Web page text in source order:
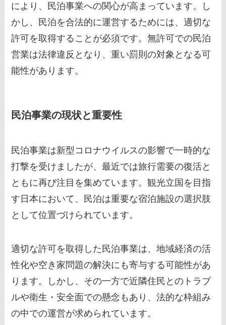
により、民泊事業への関心が高まっています。し
かし、民泊を合法的に運営するためには、適切な
許可を取得することが必須です。無許可での民泊
営業は法律違反となり、重い罰則の対象となる可
能性があります。
民泊事業の現状と重要性
民泊事業は新型コロナウイルスの影響で一時的な
打撃を受けましたが、最近では旅行需要の復活と
ともに再び注目を集めています。観光立国を目指
す日本において、民泊は重要な宿泊施設の選択肢
として位置づけられています。
適切な許可を取得した民泊事業は、地域経済の活
性化や空き家問題の解決にも寄与する可能性があ
ります。しかし、その一方で近隣住民とのトラブ
ルや衛生・安全面での懸念もあり、法的な枠組み
の中での運営が求められています。